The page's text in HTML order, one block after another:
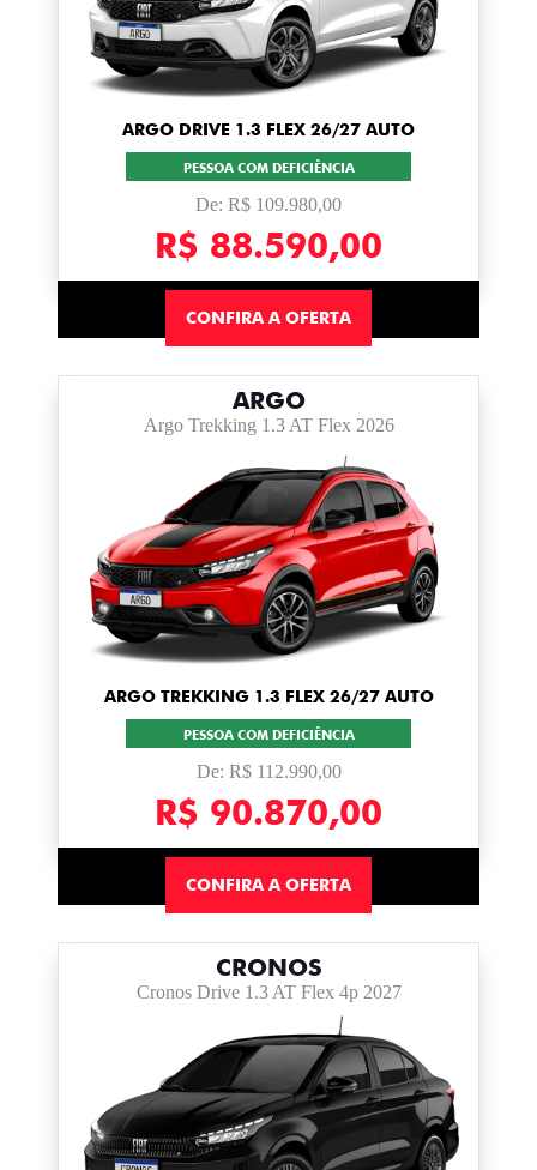
ARGO DRIVE 1.3 FLEX 26/27 AUTO
PESSOA COM DEFICIÊNCIA
De: R$ 109.980,00
R$ 88.590,00
CONFIRA A OFERTA
ARGO
Argo Trekking 1.3 AT Flex 2026
ARGO TREKKING 1.3 FLEX 26/27 AUTO
PESSOA COM DEFICIÊNCIA
De: R$ 112.990,00
R$ 90.870,00
CONFIRA A OFERTA
CRONOS
Cronos Drive 1.3 AT Flex 4p 2027